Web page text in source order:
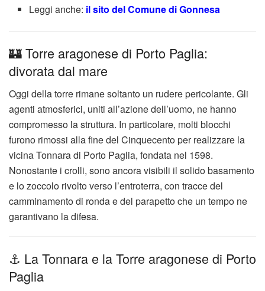
Leggi anche: il sito del Comune di Gonnesa
🏰 Torre aragonese di Porto Paglia:
divorata dal mare
Oggi della torre rimane soltanto un rudere pericolante. Gli
agenti atmosferici, uniti all’azione dell’uomo, ne hanno
compromesso la struttura. In particolare, molti blocchi
furono rimossi alla fine del Cinquecento per realizzare la
vicina Tonnara di Porto Paglia, fondata nel 1598.
Nonostante i crolli, sono ancora visibili il solido basamento
e lo zoccolo rivolto verso l’entroterra, con tracce del
camminamento di ronda e del parapetto che un tempo ne
garantivano la difesa.
⚓ La Tonnara e la Torre aragonese di Porto
Paglia